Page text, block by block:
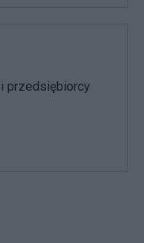
przedsiębiorcy